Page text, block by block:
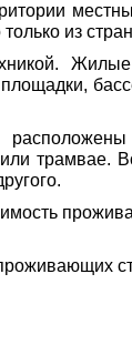
из
трамвае.